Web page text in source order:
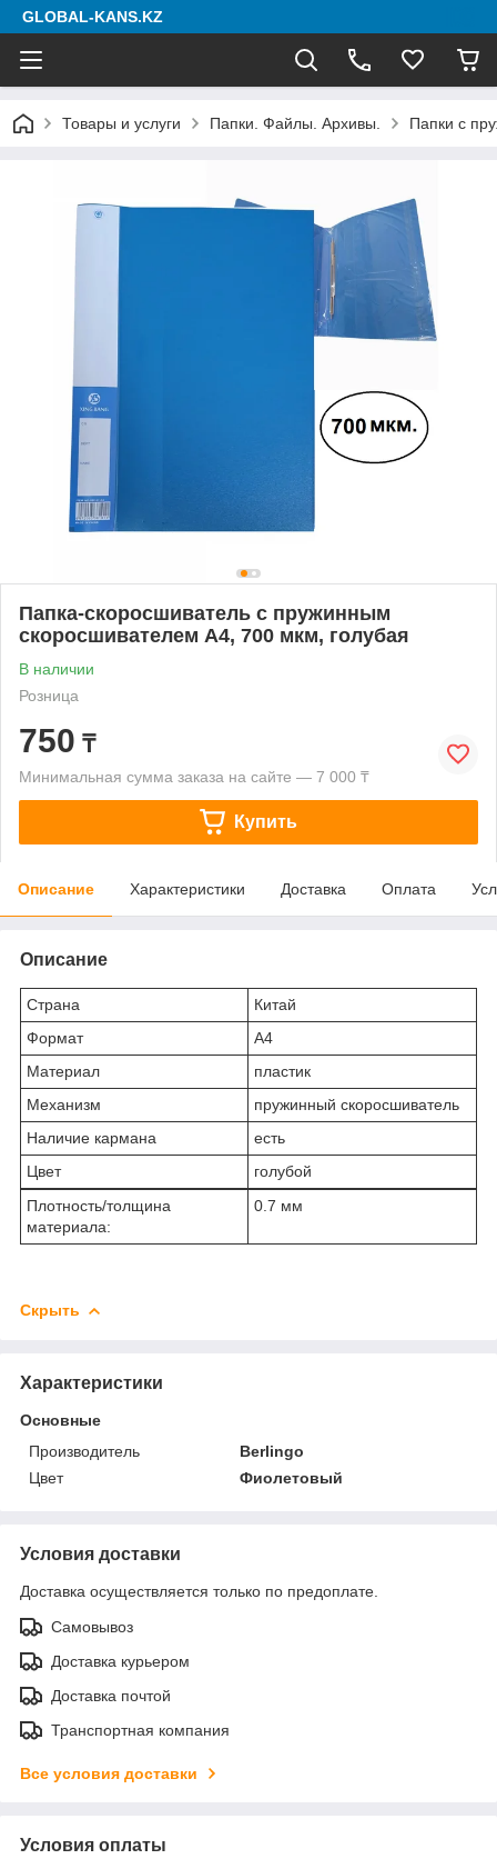
GLOBAL-KANS.KZ
Товары и услуги Папки. Файлы. Архивы. Папки с
Папка-скоросшиватель с пружинным
скоросшивателем А4, 700 мкм, голубая
В наличии
Розница
750 ₸
Минимальная сумма заказа на сайте — 7 000 ₸
Купить
Описание Характеристики Доставка Оплата
Описание
Страна
Китай
Формат
А4
Материал
пластик
Механизм
пружинный скоросшиватель
Наличие кармана
есть
Цвет
голубой
Плотность/толщина
материала:
0.7 мм
Скрыть
Характеристики
Основные
Производитель
Berlingo
Цвет
Фиолетовый
Условия доставки
Доставка осуществляется только по предоплате.
Самовывоз
Доставка курьером
Доставка почтой
Транспортная компания
Все условия доставки
Условия оплаты